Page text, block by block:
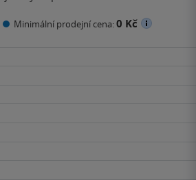
Minimální prodejní cena:0 Kč